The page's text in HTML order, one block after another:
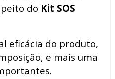
do Kit SOS
eficácia do produto,
e mais uma